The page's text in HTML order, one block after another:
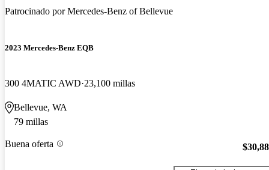
Patrocinado porMercedes-Benz of Bellevue
2023 Mercedes-Benz EQB
300 4MATIC AWD 23,100 millas
Bellevue, WA
79 millas
Buena oferta